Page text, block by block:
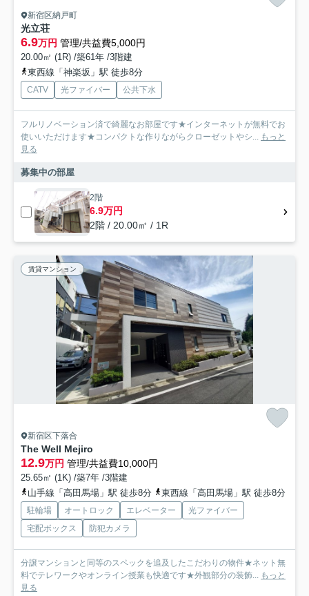
新宿区納戸町
光立荘
6.9万円 管理/共益費5,000円
20.00㎡ (1R) /築61年 /3階建
東西線「神楽坂」駅 徒歩8分
CATV 光ファイバー 公共下水
フルリノベーション済で綺麗なお部屋です★インターネットが無料でお
使いいただけます★コンパクトな作りながらクローゼットやシ... もっと
見る
募集中の部屋
2階
6.9万円
2階 / 20.00㎡ / 1R
賃貸マンション
新宿区下落合
The Well Mejiro
12.9万円 管理/共益費10,000円
25.65㎡ (1K) /築7年 /3階建
山手線「高田馬場」駅 徒歩8分
東西線「高田馬場」駅 徒歩8分
駐輪場 オートロック エレベーター
光ファイバー
宅配ボックス
防犯カメラ
分譲マンションと同等のスペックを追及したこだわりの物件★ネット無
料でテレワークやオンライン授業も快適です★外観部分の装飾... もっと
見る